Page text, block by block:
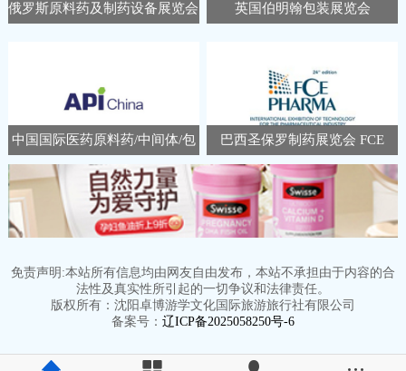
俄罗斯原料药及制药设备展览会 英国伯明翰包装展览会
Empack
中国国际医药原料药/中间体/包
装/设备交易会 APIChina
巴西圣保罗制药展览会 FCE
Pharma
免责声明:本站所有信息均由网友自由发布，本站不承担由于内容的合
法性及真实性所引起的一切争议和法律责任。
版权所有：沈阳卓博游学文化国际旅游旅行社有限公司
备案号： 辽ICP备2025058250号-6